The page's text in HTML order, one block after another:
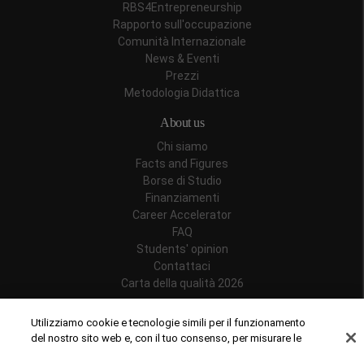
RBS4Entrepreneurship
Rapporto sull'occupazione
Comunità Internazionale
News & Eventi
Prezzi
Metodologia Didattica
About us
Chi siamo
Facts and Figures
Borse di Studio
Finanziamenti
Career Accelerator
FAQ
Students' opinion
Contattaci
Carta della qualità 2026
Utilizziamo cookie e tecnologie simili per il funzionamento
del nostro sito web e, con il tuo consenso, per misurare le